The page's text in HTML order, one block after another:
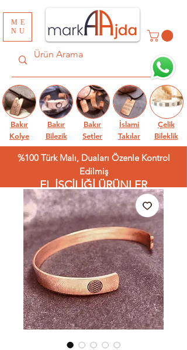
ME
NU
%100 Türk Malı, Duaları Özenle Kontrol
Edilmiş
EL İŞÇİLİĞİ ÜRÜNLER
Bakır
Kolye
Bakır
Bilezik
Bakır
Setler
İslami
Takılar
Çelik
Bileklik